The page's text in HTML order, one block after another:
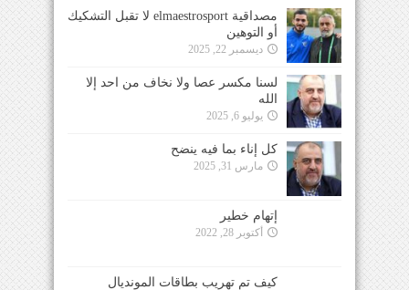
مصداقية elmaestrosport لا تقبل التشكيك
أو التوهين
ديسمبر 22, 2025
لسنا مكسر عصا ولا نخاف من احد إلا
الله
يوليو 6, 2025
كل إناء بما فيه ينضح
مارس 31, 2025
إتهام خطير
أكتوبر 28, 2022
كيف تم تهريب بطاقات المونديال